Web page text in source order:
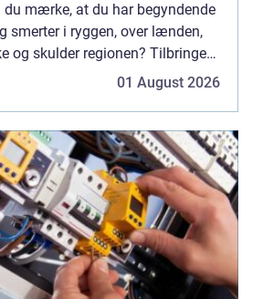
du mærke, at du har begyndende
smerter i ryggen, over lænden,
og skulder regionen? Tilbringer
dag i stilles...
01 August 2026